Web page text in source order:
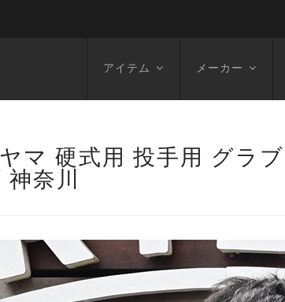
アイテム メーカー
マ 硬式用 投手用 グラ
奈川